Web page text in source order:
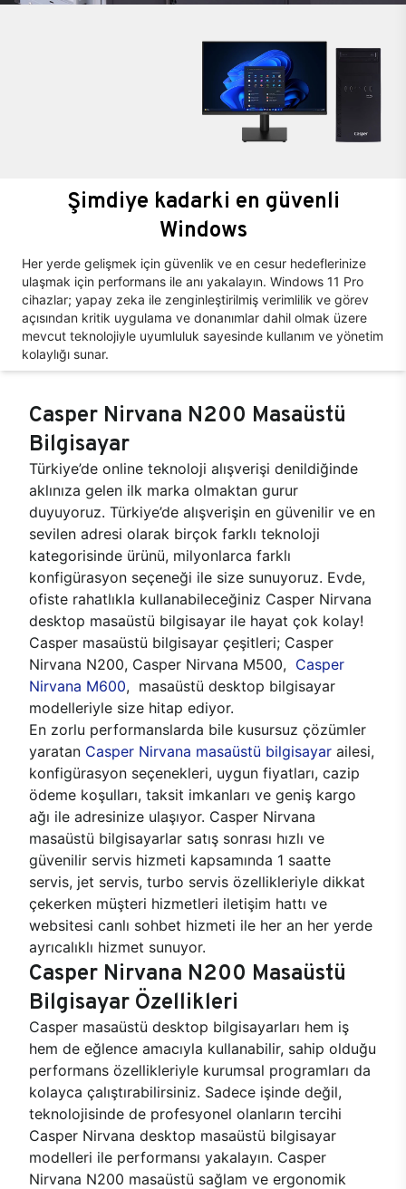
Şimdiye kadarki en güvenli
Windows
Her yerde gelişmek için güvenlik ve en cesur hedeflerinize
ulaşmak için performans ile anı yakalayın. Windows 11 Pro
cihazlar; yapay zeka ile zenginleştirilmiş verimlilik ve görev
açısından kritik uygulama ve donanımlar dahil olmak üzere
mevcut teknolojiyle uyumluluk sayesinde kullanım ve yönetim
kolaylığı sunar.
Casper Nirvana N200 Masaüstü
Bilgisayar
Türkiye’de online teknoloji alışverişi denildiğinde
aklınıza gelen ilk marka olmaktan gurur
duyuyoruz. Türkiye’de alışverişin en güvenilir ve en
sevilen adresi olarak birçok farklı teknoloji
kategorisinde ürünü, milyonlarca farklı
konfigürasyon seçeneği ile size sunuyoruz. Evde,
ofiste rahatlıkla kullanabileceğiniz Casper Nirvana
desktop masaüstü bilgisayar ile hayat çok kolay!
Casper masaüstü bilgisayar çeşitleri; Casper
Nirvana N200, Casper Nirvana M500, Casper
Nirvana M600, masaüstü desktop bilgisayar
modelleriyle size hitap ediyor.
En zorlu performanslarda bile kusursuz çözümler
yaratan Casper Nirvana masaüstü bilgisayar ailesi,
konfigürasyon seçenekleri, uygun fiyatları, cazip
ödeme koşulları, taksit imkanları ve geniş kargo
ağı ile adresinize ulaşıyor. Casper Nirvana
masaüstü bilgisayarlar satış sonrası hızlı ve
güvenilir servis hizmeti kapsamında 1 saatte
servis, jet servis, turbo servis özellikleriyle dikkat
çekerken müşteri hizmetleri iletişim hattı ve
websitesi canlı sohbet hizmeti ile her an her yerde
ayrıcalıklı hizmet sunuyor.
Casper Nirvana N200 Masaüstü
Bilgisayar Özellikleri
Casper masaüstü desktop bilgisayarları hem iş
hem de eğlence amacıyla kullanabilir, sahip olduğu
performans özellikleriyle kurumsal programları da
kolayca çalıştırabilirsiniz. Sadece işinde değil,
teknolojisinde de profesyonel olanların tercihi
Casper Nirvana desktop masaüstü bilgisayar
modelleri ile performansı yakalayın. Casper
Nirvana N200 masaüstü sağlam ve ergonomik